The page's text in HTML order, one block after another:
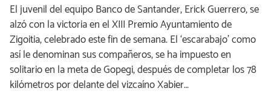
El juvenil del equipo Banco de Santander, Erick Guerrero, se
alzó con la victoria en el XIII Premio Ayuntamiento de
Zigoitia, celebrado este fin de semana. El ‘escarabajo’ como
así le denominan sus compañeros, se ha impuesto en
solitario en la meta de Gopegi, después de completar los 78
kilómetros por delante del vizcaíno Xabier…